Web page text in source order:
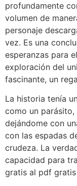
profundamente
volumen de
personaje
vez. Es una
esperanzas para
exploración del
fascinante, un
La historia tenía
como un
dejándome con
con las espadas
crudeza. La
capacidad para
gratis al pdf